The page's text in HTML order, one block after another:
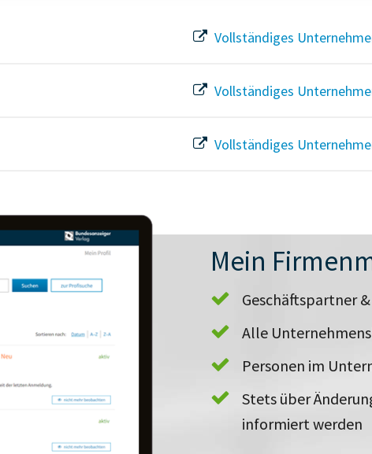
Vollständiges
Vollständiges
Vollständiges
Mein
Geschäftspartner
Alle
Personen im
Stets über
informiert werden